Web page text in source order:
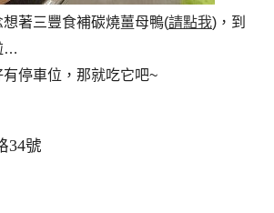
著三豐食補碳燒薑母鴨(請點我)，到
…
停車位，那就吃它吧~
號